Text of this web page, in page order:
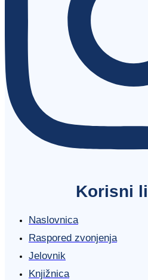
Korisni
Naslovnica
Raspored zvonjenja
Jelovnik
Knjižnica